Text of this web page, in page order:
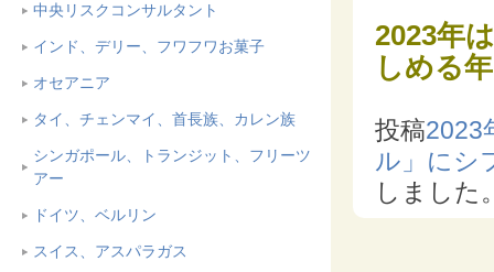
中央リスクコンサルタント
インド、デリー、フワフワお菓子
オセアニア
タイ、チェンマイ、首長族、カレン族
シンガポール、トランジット、フリーツ
アー
ドイツ、ベルリン
スイス、アスパラガス
2023年
しめる
投稿2023
ル」にシ
しました